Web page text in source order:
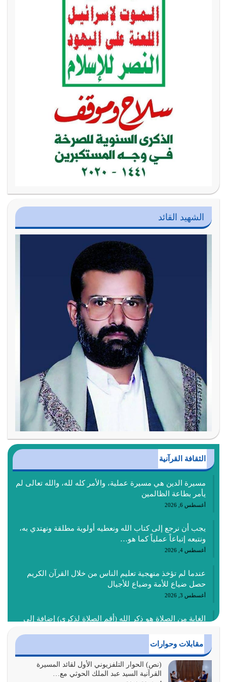
الشهيد القائد
الثقافة القرآنية
مسيرة الدين هي مسيرة عملية، والأمر كله لله، والله تعالى لم
يأمر بطاعة الظالمين
أغسطس 6, 2026
يجب أن نرجع إلى كتاب الله ونعطيه أولوية مطلقة ونهتدي به،
ونتبعه إتباعاً عملياً كما هو…
أغسطس 4, 2026
عندما لم تؤخذ منهجية تعليم الناس من خلال القرآن الكريم
حصل ضياع للأمة وضياع للأجيال
أغسطس 3, 2026
الغاية من الصلاة هو ذكر الله (أقم الصلاة لذكري) إضافة إلى
أغسطس 2, 2026
السبب الرئيسي لشقاء الأمة الابتعاد عن كتاب الله والتعدي
لحدود الله بالإضافات للدين
مقابلات وحوارات
(نص) الحوار التلفزيوني الأول لقائد المسيرة
القرآنية السيد عبد الملك الحوثي مع…